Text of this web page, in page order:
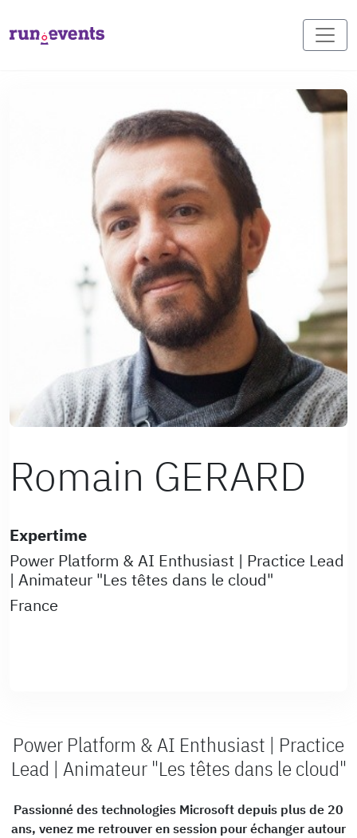
Romain GERARD
Expertime
Power Platform & AI Enthusiast | Practice Lead
| Animateur "Les têtes dans le cloud"
France
Power Platform & AI Enthusiast | Practice
Lead | Animateur "Les têtes dans le cloud"
Passionné des technologies Microsoft depuis plus de 20
ans, venez me retrouver en session pour échanger autour